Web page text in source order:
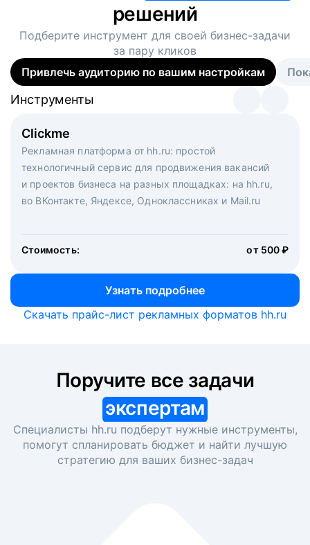
решений
Подберите инструмент для своей бизнес-задачи
за пару кликов
Привлечь аудиторию по вашим настройкам
Clickme
Рекламная платформа от hh.ru: простой
технологичный сервис для продвижения вакансий
и проектов бизнеса на разных площадках: на hh.ru,
во ВКонтакте, Яндексе, Одноклассниках и Mail.ru
Стоимость: от 500 ₽
Узнать подробнее
Инструменты
Вакансия дня
Рекламный формат для вакансий на главной странице
hh.ru. Увеличивает количество откликов
Инструменты
Массовый подбор под ключ. Решите, сколько
кандидатов и когда вам нужно, и за дело возьмутся
маркетологи, рекрутеры и проектные менеджеры
hh.ru с целым набором digital-инструментов
Инструменты
Скачать прайс-лист рекламных форматов hh.ru
экспертам
Специалисты hh.ru подберут нужные инструменты,
помогут спланировать бюджет и найти лучшую
стратегию для ваших бизнес-задач